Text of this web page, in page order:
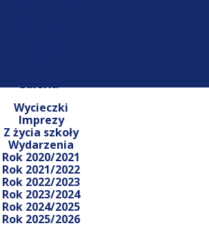
Galeria
Wycieczki
Imprezy
Z życia szkoły
Wydarzenia
Rok 2020/2021
Rok 2021/2022
Rok 2022/2023
Rok 2023/2024
Rok 2024/2025
Rok 2025/2026